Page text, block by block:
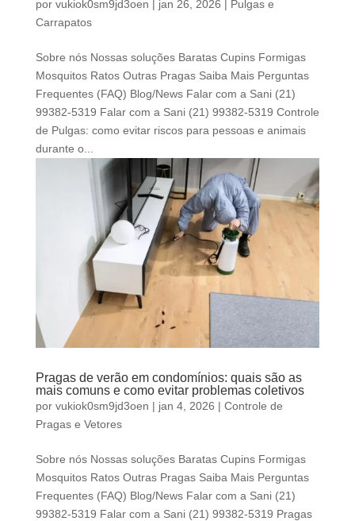
por vukiok0sm9jd3oen jan 26, 2026
Pulgas e
Carrapatos
Sobre nós Nossas soluções Baratas Cupins Formigas
Mosquitos Ratos Outras Pragas Saiba Mais Perguntas
Frequentes (FAQ) Blog/News Falar com a Sani (21)
99382-5319 Falar com a Sani (21) 99382-5319 Controle
de Pulgas: como evitar riscos para pessoas e animais
durante o...
Pragas de verão em condomínios: quais são as
mais comuns e como evitar problemas coletivos
por vukiok0sm9jd3oen | jan 4, 2026 | Controle de
Pragas e Vetores
Sobre nós Nossas soluções Baratas Cupins Formigas
Mosquitos Ratos Outras Pragas Saiba Mais Perguntas
Frequentes (FAQ) Blog/News Falar com a Sani (21)
99382-5319 Falar com a Sani (21) 99382-5319 Pragas